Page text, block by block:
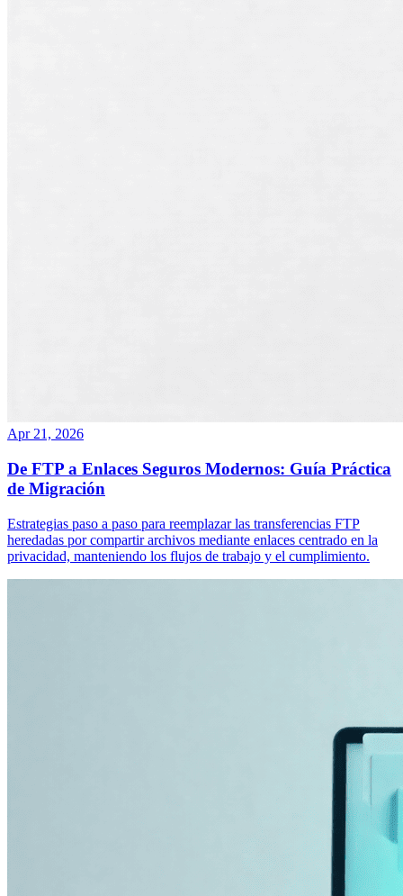
Apr 21, 2026
De FTP a Enlaces Seguros Modernos: Guía Práctica
de Migración
Estrategias paso a paso para reemplazar las transferencias FTP
heredadas por compartir archivos mediante enlaces centrado en la
privacidad, manteniendo los flujos de trabajo y el cumplimiento.